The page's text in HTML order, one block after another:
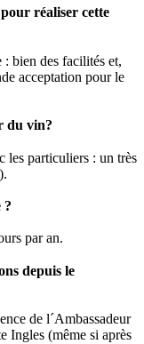
réaliser cette
bien des facilités et,
acceptation pour le
du vin?
les particuliers : un très
?
par an.
depuis le
de l´Ambassadeur
Ingles (même si après